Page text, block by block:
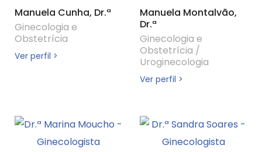
Manuela Cunha, Dr.ª
Ginecologia e
Obstetrícia
Ver perfil >
Manuela Montalvão,
Dr.ª
Ginecologia e
Obstetrícia /
Uroginecologia
Ver perfil >